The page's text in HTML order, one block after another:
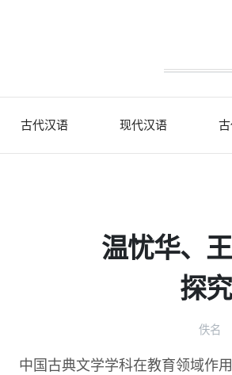
古代汉语 现代汉语
温忧华、
探
佚名
中国古典文学学科在教育领域作